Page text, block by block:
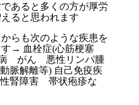
あると多くの方が厚労
ると思われます
らも次のような疾患を
す→ 血栓症(心筋梗塞
病 がん 悪性リンパ腫
脈解離等) 自己免疫疾
性腎障害 帯状疱疹な